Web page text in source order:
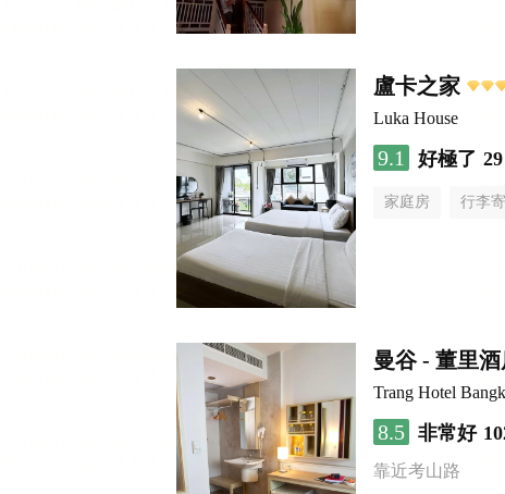
盧卡之家
Luka House
9.1 好極了
家庭房 行李
曼谷 - 董里
Trang Hotel
8.5 非常好
靠近考山路